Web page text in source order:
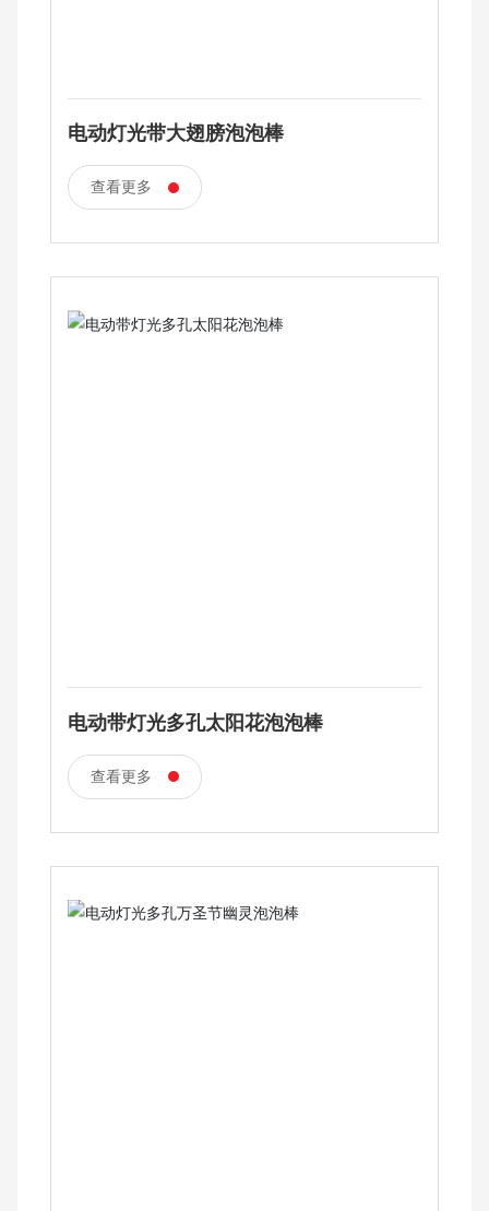
电动灯光带大翅膀泡泡棒
查看更多
电动带灯光多孔太阳花泡泡棒
查看更多